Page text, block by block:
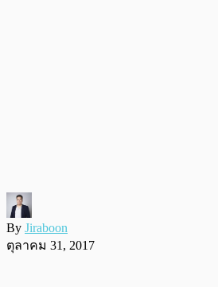
By Jiraboon
ตุลาคม 31, 2017